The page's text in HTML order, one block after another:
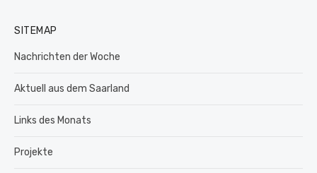
SITEMAP
Nachrichten der Woche
Aktuell aus dem Saarland
Links des Monats
Projekte